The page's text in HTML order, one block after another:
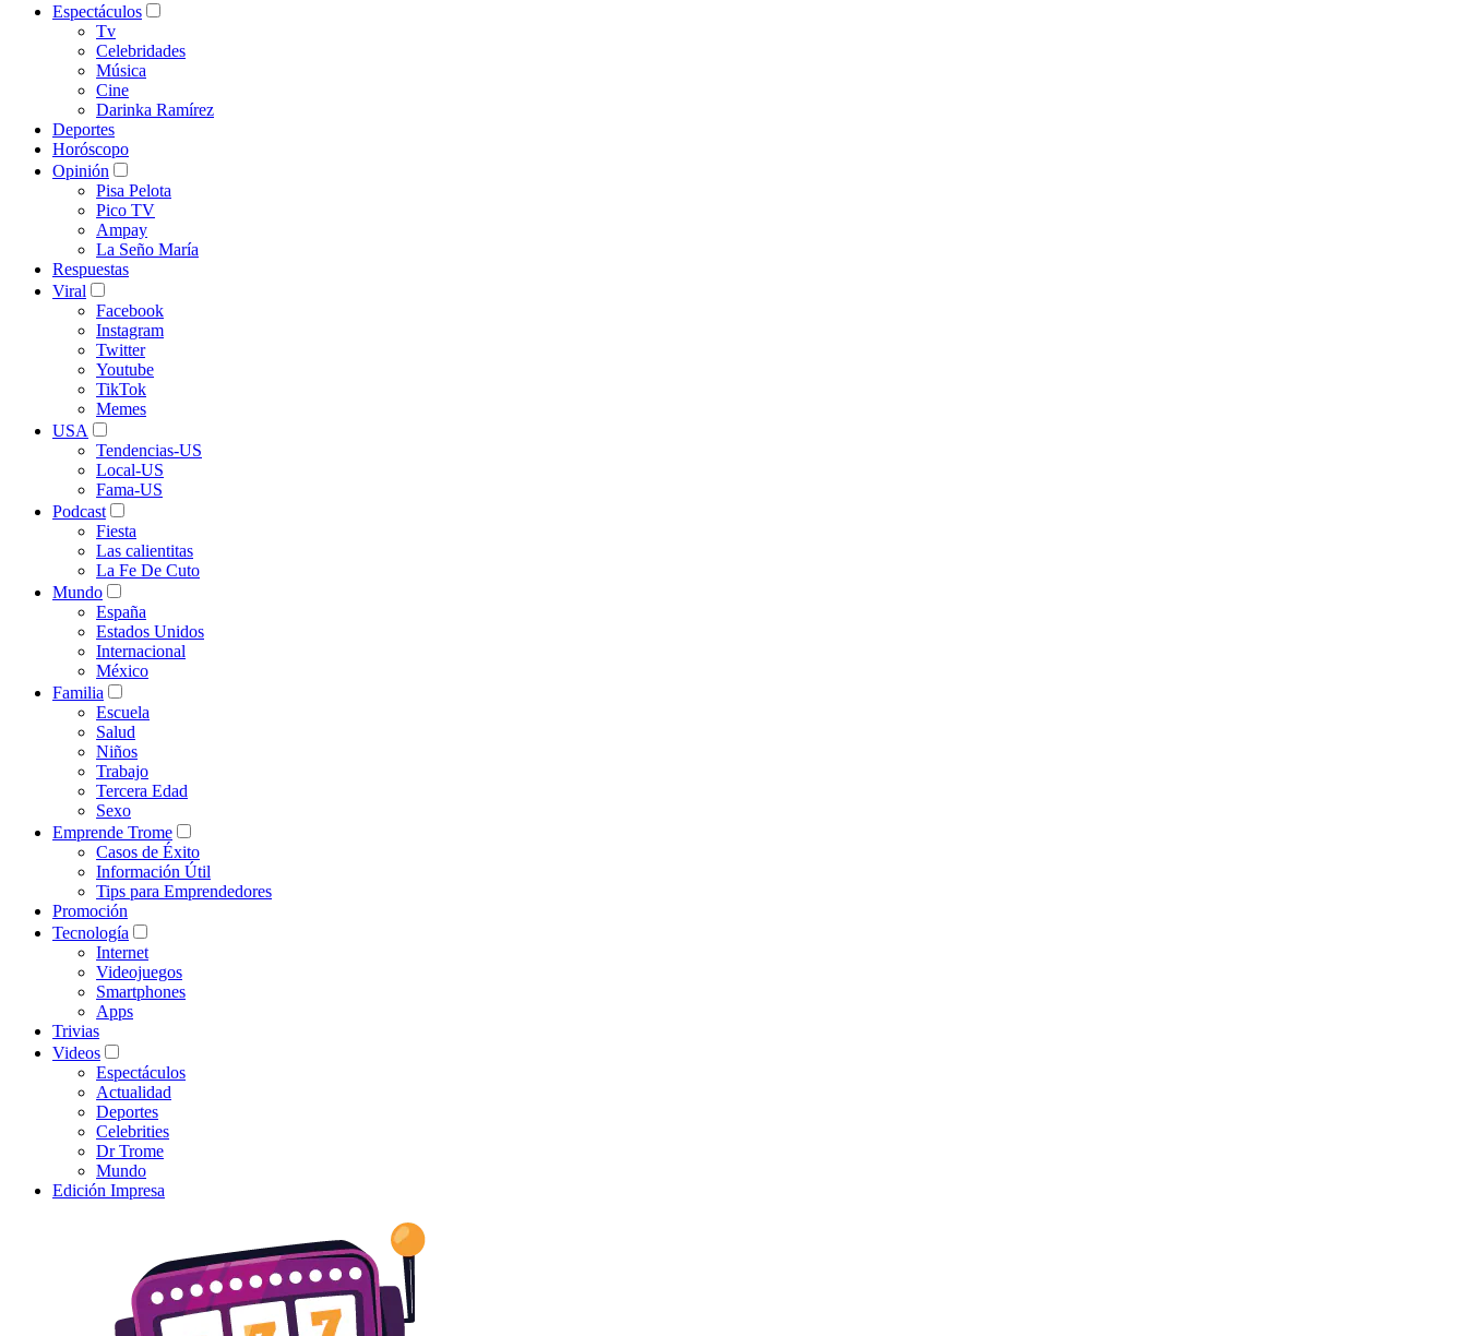
Espectáculos
Tv
Celebridades
Música
Cine
Darinka Ramírez
Deportes
Horóscopo
Opinión
Pisa Pelota
Pico TV
Ampay
La Seño María
Respuestas
Viral
Facebook
Instagram
Twitter
Youtube
TikTok
Memes
USA
Tendencias-US
Local-US
Fama-US
Podcast
Fiesta
Las calientitas
La Fe De Cuto
Mundo
España
Estados Unidos
Internacional
México
Familia
Escuela
Salud
Niños
Trabajo
Tercera Edad
Sexo
Emprende Trome
Casos de Éxito
Información Útil
Tips para Emprendedores
Promoción
Tecnología
Internet
Videojuegos
Smartphones
Apps
Trivias
Videos
Espectáculos
Actualidad
Deportes
Celebrities
Dr Trome
Mundo
Edición Impresa